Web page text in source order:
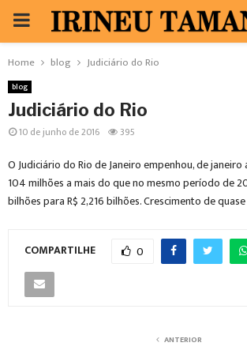
PRIMARY
MENU
Home blog Judiciário do Rio
blog
Judiciário do Rio
10 de junho de 2016 395
O Judiciário do Rio de Janeiro empenhou, de janeiro
104 milhões a mais do que no mesmo período de
bilhões para R$ 2,216 bilhões. Crescimento de
COMPARTILHE 0
ANTERIOR